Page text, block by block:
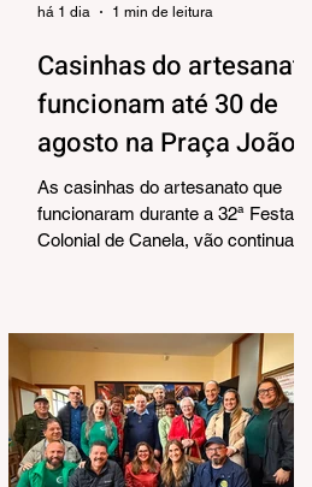
Casinhas do artesanato
funcionam até 30 de
agosto na Praça João
Corrêa
As casinhas do artesanato que
funcionaram durante a 32ª Festa
Colonial de Canela, vão continuar
Secretaria Municipal de Turismo e
Cultura, a pedido dos próprios
artesãos, a estrutura seguirá
montada para aproveitar a
movimentação da cidade durante a
Temporada de Inverno, que também
há 1 dia 1 min de leitura